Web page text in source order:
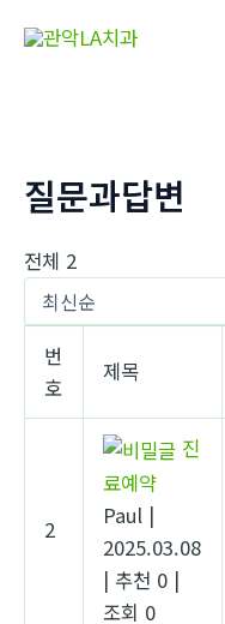
질문과답변
전체 2
번
호
제목
2
진
료예약
Paul |
2025.03.08
| 추천 0 |
조회 0